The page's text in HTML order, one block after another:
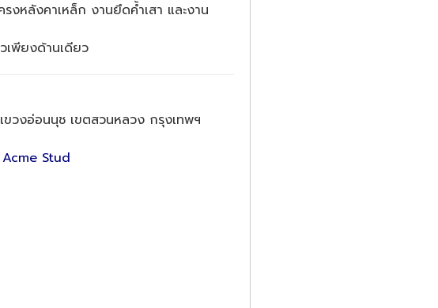
งหลังคาเหล็ก งานยึดค้ำเสา และงาน
พียงด้านเดียว
วงอ่อนนุช เขตสวนหลวง กรุงเทพฯ
Stud